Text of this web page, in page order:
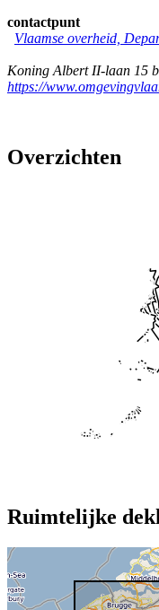
contactpunt
Vlaamse overheid,
Koning Albert II-laan 15
https://
Overzichten
Ruimtelijke